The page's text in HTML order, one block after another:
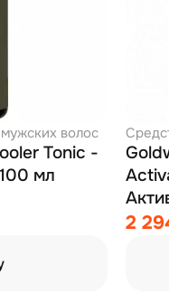
волос
Tonic -
мл
2